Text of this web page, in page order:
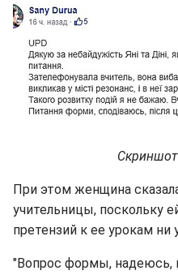
При этом женщина
учительницы, поскольку
претензий к ее урокам ни
"Вопрос формы, надеюсь,